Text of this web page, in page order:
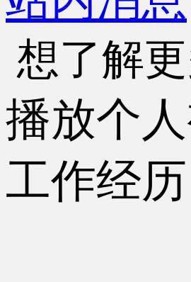
想了解
播放个
工作经历